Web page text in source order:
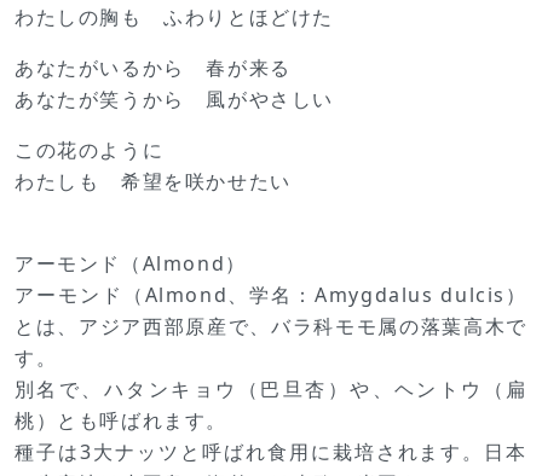
わたしの胸も ふわりとほどけた
あなたがいるから 春が来る
あなたが笑うから 風がやさしい
この花のように
わたしも 希望を咲かせたい
アーモンド（Almond）
アーモンド（Almond、学名：Amygdalus dulcis）
とは、アジア西部原産で、バラ科モモ属の落葉高木で
す。
別名で、ハタンキョウ（巴旦杏）や、ヘントウ（扁
桃）とも呼ばれます。
種子は3大ナッツと呼ばれ食用に栽培されます。日本